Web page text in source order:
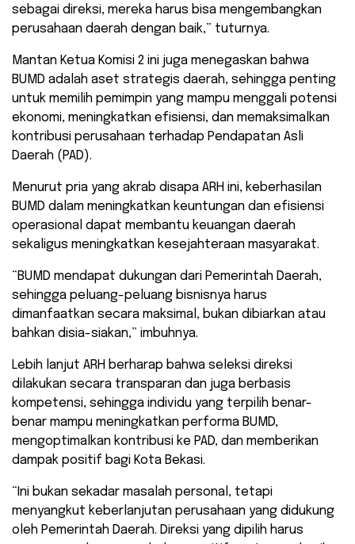
sebagai direksi, mereka harus bisa mengembangkan
perusahaan daerah dengan baik,” tuturnya.
Mantan Ketua Komisi 2 ini juga menegaskan bahwa
BUMD adalah aset strategis daerah, sehingga penting
untuk memilih pemimpin yang mampu menggali potensi
ekonomi, meningkatkan efisiensi, dan memaksimalkan
kontribusi perusahaan terhadap Pendapatan Asli
Daerah (PAD).
Menurut pria yang akrab disapa ARH ini, keberhasilan
BUMD dalam meningkatkan keuntungan dan efisiensi
operasional dapat membantu keuangan daerah
sekaligus meningkatkan kesejahteraan masyarakat.
“BUMD mendapat dukungan dari Pemerintah Daerah,
sehingga peluang-peluang bisnisnya harus
dimanfaatkan secara maksimal, bukan dibiarkan atau
bahkan disia-siakan,” imbuhnya.
Lebih lanjut ARH berharap bahwa seleksi direksi
dilakukan secara transparan dan juga berbasis
kompetensi, sehingga individu yang terpilih benar-
benar mampu meningkatkan performa BUMD,
mengoptimalkan kontribusi ke PAD, dan memberikan
dampak positif bagi Kota Bekasi.
“Ini bukan sekadar masalah personal, tetapi
menyangkut keberlanjutan perusahaan yang didukung
oleh Pemerintah Daerah. Direksi yang dipilih harus